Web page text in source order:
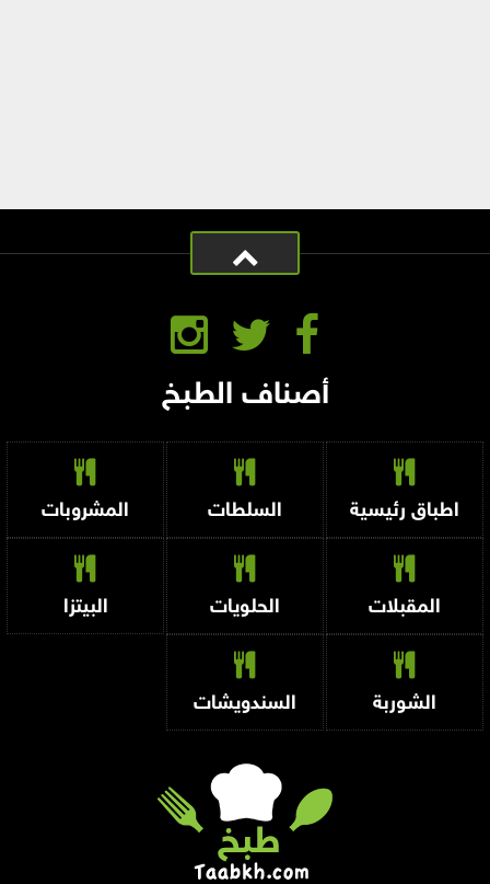
أصناف الطبخ
اطباق رئيسية السلطات المشروبات
المقبلات الحلويات البيتزا
الشوربة السندويشات